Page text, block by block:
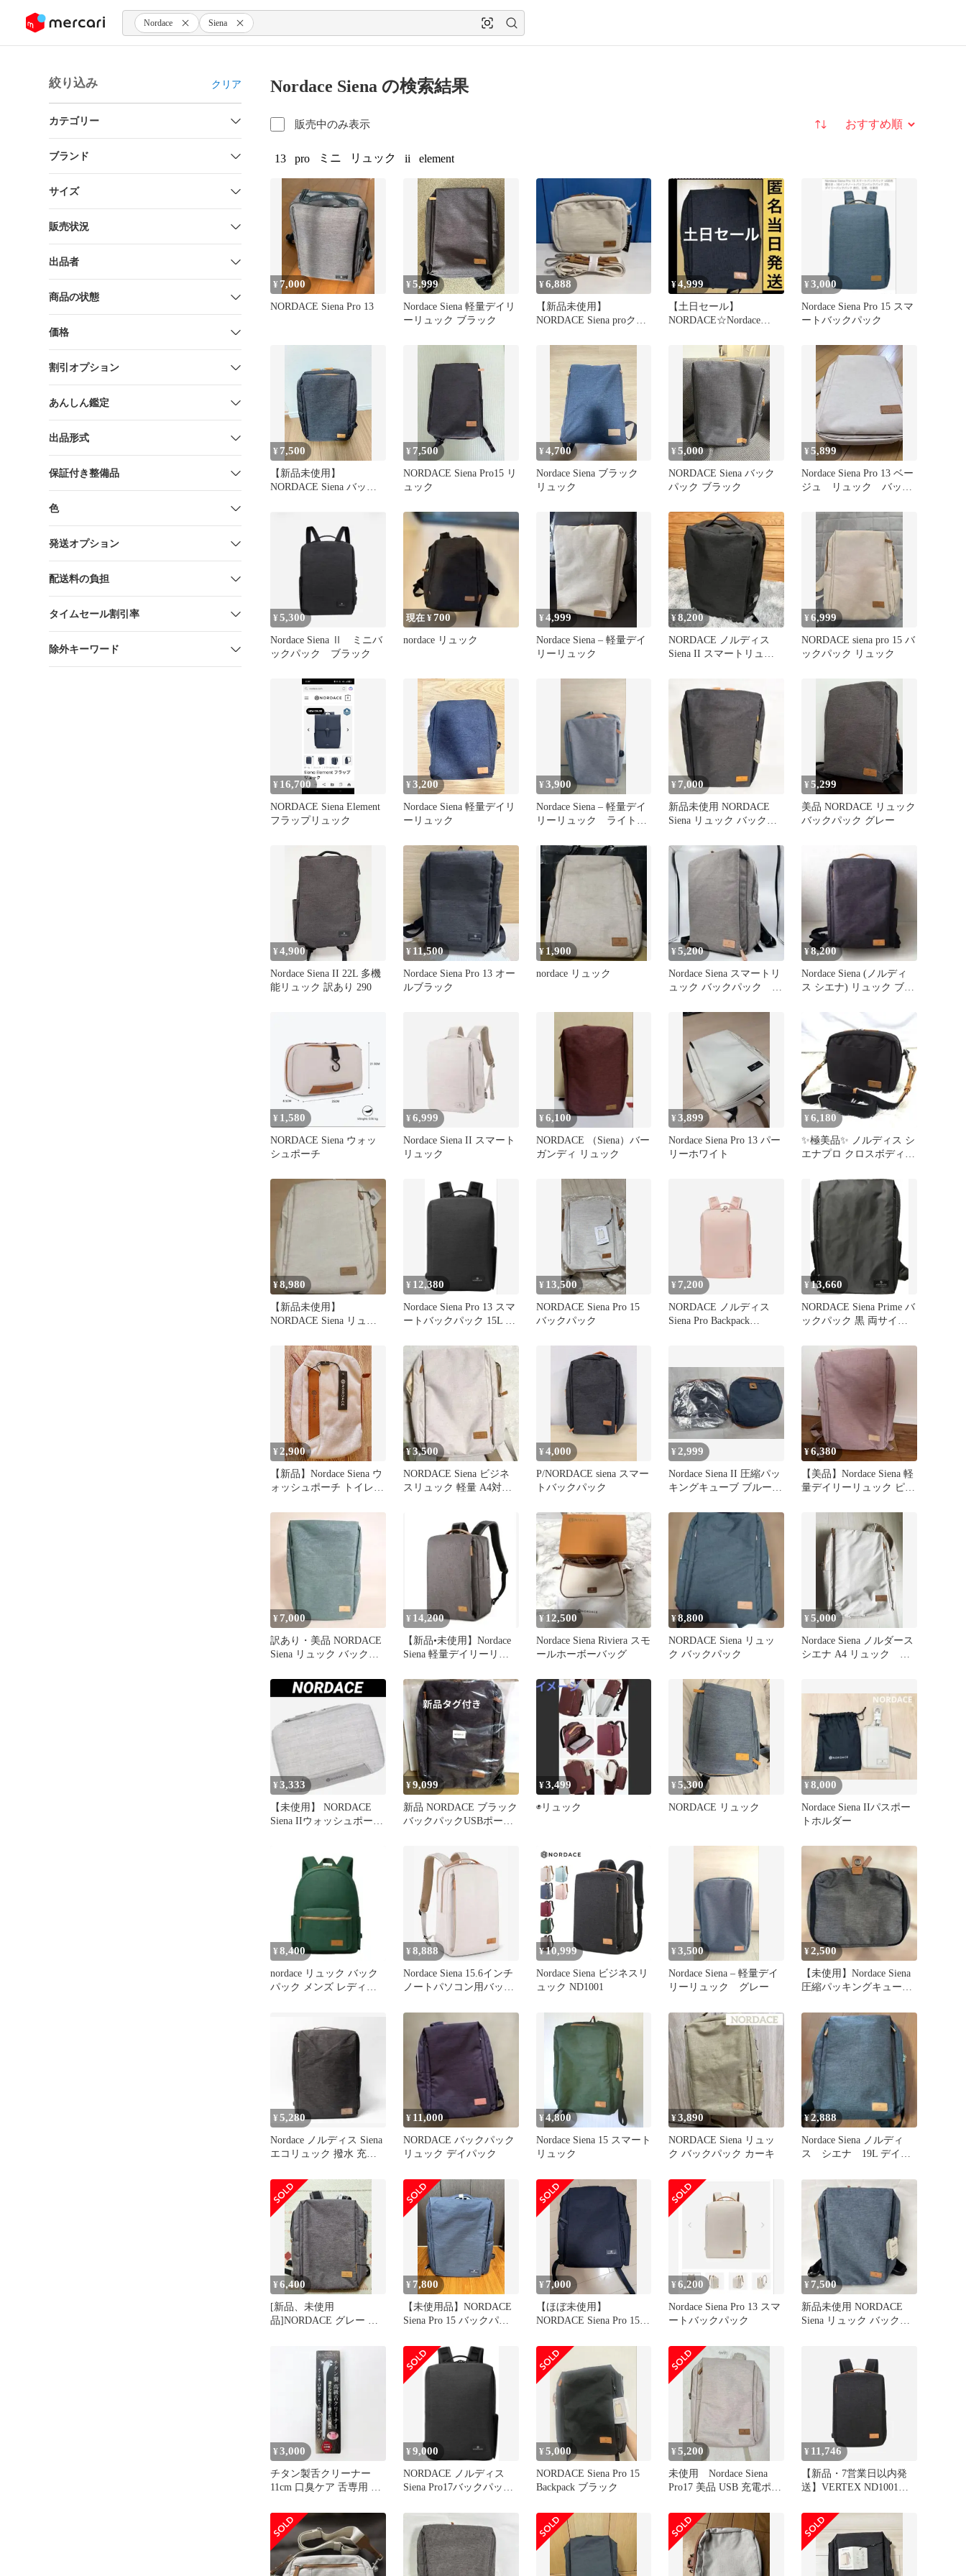
ツにスキップ Nordace Siena
絞り込み クリア
カテゴリー
ブランド
サイズ
販売状況
出品者
商品の状態
価格
割引オプション
あんしん鑑定
出品形式
保証付き整備品
色
発送オプション
配送料の負担
タイムセール割引率
除外キーワード
Nordace Siena の検索結果
販売中のみ表示 並び替え
13 pro ミニ リュック ii element
¥ 7,000
NORDACE Siena Pro 13
¥5,999
Nordace Siena 軽量デイリ
ーリュック ブラック
¥6,888
【新品未使用】
NORDACE Siena proクロ
¥4,999
【土日セール】
NORDACE☆Nordace
ック
¥3,000
Nordace Siena Pro 15 スマ
ートバックパック
¥ 7,500
【新品未使用】
NORDACE Siena バック
¥ 7,500
NORDACE Siena Pro15 リ
ュック
¥4,700
Nordace Siena ブラック
リュック
¥5,000
NORDACE Siena バック
パック ブラック
¥5,899
Nordace Siena Pro 13 ベー
ジュ リュック バック
¥5,300
Nordace Siena Ⅱ ミニバ
ックパック ブラック
現在 ¥700
nordace リュック
¥4,999
Nordace Siena – 軽量デイ
リーリュック
¥8,200
NORDACE ノルディス
Siena II スマートリュッ
¥6,999
NORDACE siena pro 15 バ
ックパック リュック
¥ 16,700
NORDACE Siena Element
フラップリュック
¥3,200
Nordace Siena 軽量デイリ
ーリュック
¥3,900
Nordace Siena – 軽量デイ
リーリュック ライトグ
¥ 7,000
新品未使用 NORDACE
Siena リュック バックパ
¥5,299
美品 NORDACE リュック
バックパック グレー
¥4,900
Nordace Siena II 22L 多機
能リュック 訳あり 290
¥ 11,500
Nordace Siena Pro 13 オー
ルブラック
¥ 1,900
nordace リュック
¥5,200
Nordace Siena スマートリ
ュック バックパック グ
¥8,200
Nordace Siena (ノルディ
ス シエナ) リュック ブラ
¥ 1,580
NORDACE Siena ウォッ
シュポーチ
¥6,999
Nordace Siena II スマート
リュック
¥6,100
NORDACE （Siena）バー
ガンディ リュック
¥3,899
Nordace Siena Pro 13 パー
リーホワイト
¥6,180
✨極美品✨ ノルディス シ
エナプロ クロスボディバ
¥8,980
【新品未使用】
NORDACE Siena リュッ
19L
¥ 12,380
Nordace Siena Pro 13 スマ
ートバックパック 15L ブ
¥ 13,500
NORDACE Siena Pro 15
バックパック
¥ 7,200
NORDACE ノルディス
Siena Pro Backpack
¥13,660
NORDACE Siena Prime バ
ックパック 黒 両サイド
¥ 2,900
【新品】Nordace Siena ウ
ォッシュポーチ トイレタ
¥3,500
NORDACE Siena ビジネ
スリュック 軽量 A4対応
¥4,000
P/NORDACE siena スマー
トバックパック
¥ 2,999
Nordace Siena II 圧縮パッ
キングキューブ ブルー 2
¥6,380
【美品】Nordace Siena 軽
量デイリーリュック ピン
¥ 7,000
訳あり・美品 NORDACE
Siena リュック バックパ
¥ 14,200
【新品•未使用】Nordace
Siena 軽量デイリーリュ
¥12,500
Nordace Siena Riviera スモ
ールホーボーバッグ
¥8,800
NORDACE Siena リュッ
ク バックパック
¥5,000
Nordace Siena ノルダース
シエナ A4 リュック ベ
¥3,333
【未使用】 NORDACE
Siena IIウォッシュポーチ
¥9,099
新品 NORDACE ブラック
バックパックUSBポート
¥3,499
◉リュック
¥5,300
NORDACE リュック
¥8,000
Nordace Siena IIパスポー
トホルダー
¥ 8,400
nordace リュック バック
パック メンズ レディー
¥8,888
Nordace Siena 15.6インチ
ノートパソコン用バック
¥10,999
Nordace Siena ビジネスリ
ュック ND1001
¥3,500
Nordace Siena – 軽量デイ
リーリュック グレー
¥2,500
【未使用】Nordace Siena
圧縮パッキングキューブ
¥ 5,280
Nordace ノルディス Siena
エコリュック 撥水 充電
¥ 11,000
NORDACE バックパック
リュック デイパック
¥4,800
Nordace Siena 15 スマート
リュック
¥3,890
NORDACE Siena リュッ
ク バックパック カーキ
¥2,888
Nordace Siena ノルディ
ス シエナ 19L デイパ
¥6,400
[新品、未使用
品]NORDACE グレー バ
¥ 7,800
【未使用品】NORDACE
Siena Pro 15 バックパッ
¥ 7,000
【ほぼ未使用】
NORDACE Siena Pro 15
¥6,200
Nordace Siena Pro 13 スマ
ートバックパック
¥ 7,500
新品未使用 NORDACE
Siena リュック バックパ
¥3,000
チタン製舌クリーナー
11cm 口臭ケア 舌専用 燕
品
¥9,000
NORDACE ノルディス
Siena Pro17バックパック
¥5,000
NORDACE Siena Pro 15
Backpack ブラック
¥5,200
未使用 Nordace Siena
Pro17 美品 USB 充電ポー
¥ 11,746
【新品・7営業日以内発
送】VERTEX ND1001
ュック ブラック
ND1001SIENABKA【沖
縄離島販売不可】